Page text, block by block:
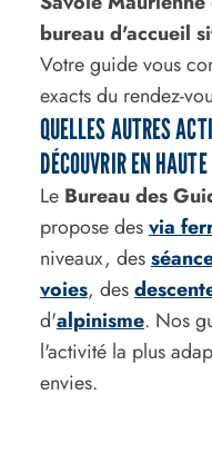
bureau d'accueil
Votre guide vous
exacts du rendez-
QUELLES AUTRES
DÉCOUVRIR EN
Le Bureau des
propose desvia
niveaux, des
voies, des
d'alpinisme. Nos
l'activité la plus
envies.